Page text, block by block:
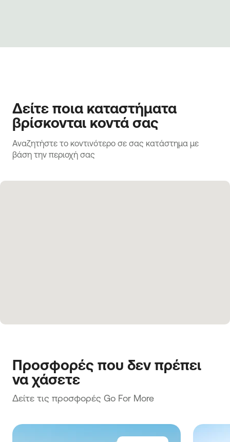
Δείτε ποια καταστήματα
βρίσκονται κοντά σας
Αναζητήστε το κοντινότερο σε σας κατάστημα με
βάση την περιοχή σας
Προσφορές που δεν πρέπει
να χάσετε
Δείτε τις προσφορές Go For More